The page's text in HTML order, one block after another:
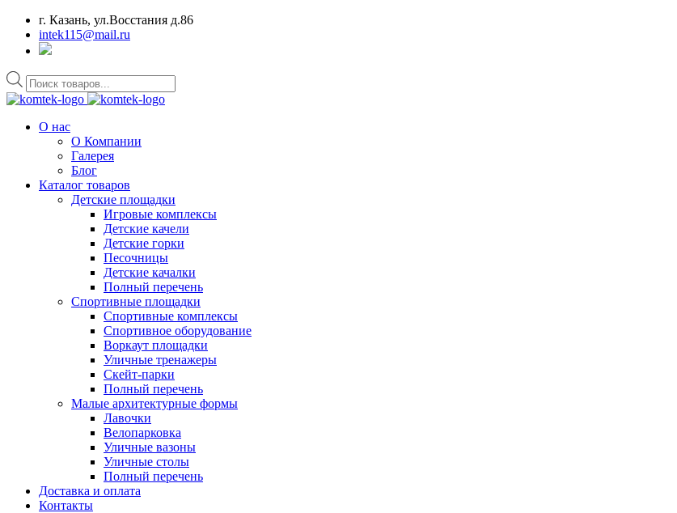
г. Казань, ул.Восстания д.86
intek115@mail.ru
Поиск
товаров
О нас
О Компании
Галерея
Блог
Каталог товаров
Детские площадки
Игровые комплексы
Детские качели
Детские горки
Песочницы
Детские качалки
Полный перечень
Спортивные площадки
Спортивные комплексы
Спортивное оборудование
Воркаут площадки
Уличные тренажеры
Скейт-парки
Полный перечень
Малые архитектурные формы
Лавочки
Велопарковка
Уличные вазоны
Уличные столы
Полный перечень
Доставка и оплата
Контакты